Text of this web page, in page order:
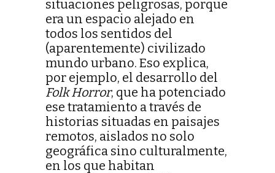
situaciones peligrosas, porque
era un espacio alejado en
todos los sentidos del
(aparentemente) civilizado
mundo urbano. Eso explica,
por ejemplo, el desarrollo del
Folk Horror, que ha potenciado
ese tratamiento a través de
historias situadas en paisajes
remotos, aislados no solo
geográfica sino culturalmente,
en los que habitan